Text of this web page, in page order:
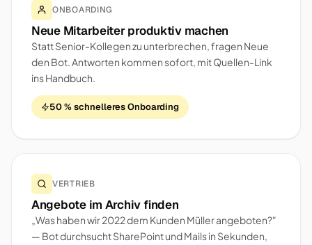
ONBOARDING
Neue Mitarbeiter produktiv machen
Statt Senior-Kollegen zu unterbrechen, fragen Neue
den Bot. Antworten kommen sofort, mit Quellen-Link
ins Handbuch.
50 % schnelleres Onboarding
VERTRIEB
Angebote im Archiv finden
„Was haben wir 2022 dem Kunden Müller angeboten?"
— Bot durchsucht SharePoint und Mails in Sekunden,